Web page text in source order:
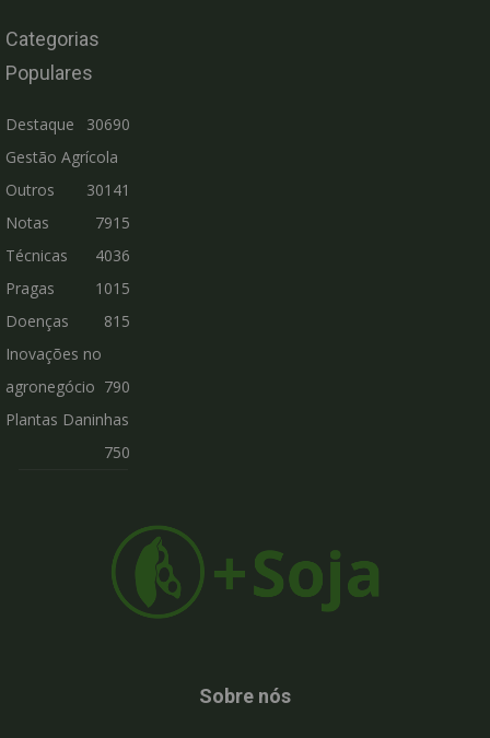
Categorias
Populares
Destaque
30690
Gestão Agrícola
30141
Outros
7915
Notas
Técnicas
4036
Pragas
1015
Doenças
815
Inovações no
agronegócio 790
Plantas Daninhas
750
Sobre nós